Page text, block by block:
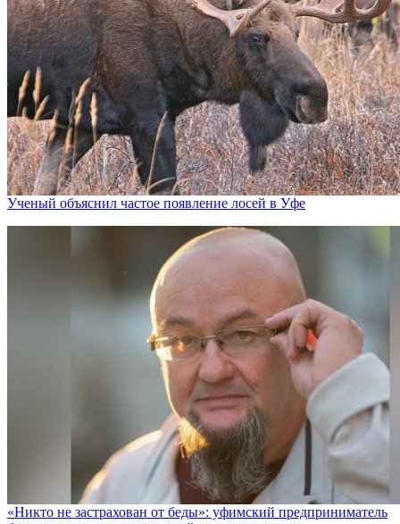
Ученый объяснил частое появление лосей в Уфе
«Никто не заcтрахован от беды»: уфимский предприниматель